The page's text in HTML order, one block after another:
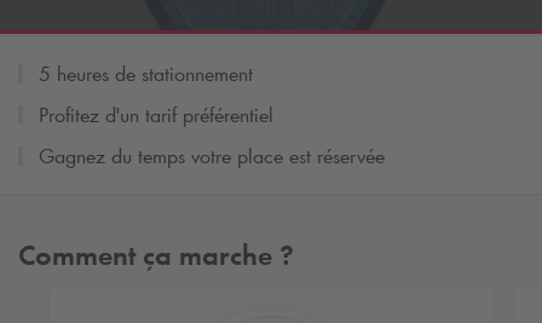
5 heures de stationnement
Profitez d'un tarif préférentiel
Gagnez du temps votre place est réservée
Comment ça marche ?